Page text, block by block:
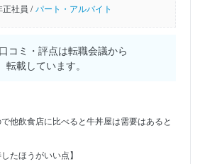
正社員 / パート・アルバイト
コミ・評点は転職会議から
転載しています。
他飲食店に比べると牛丼屋は需要はあると
たほうがいい点】